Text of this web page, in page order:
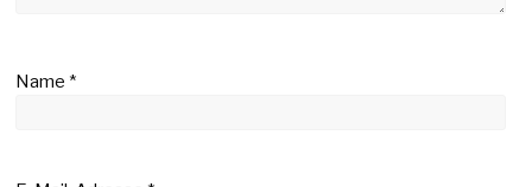
Name*